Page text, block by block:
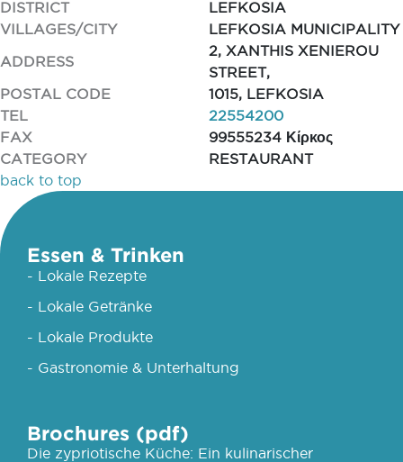
DISTRICT
LEFKOSIA
VILLAGES/CITY
LEFKOSIA MUNICIPALITY
ADDRESS
2, XANTHIS XENIEROU
STREET,
POSTAL CODE
1015, LEFKOSIA
TEL
22554200
FAX
99555234 Κίρκος
CATEGORY
RESTAURANT
back to top
Essen & Trinken
- Lokale Rezepte
- Lokale Getränke
- Lokale Produkte
- Gastronomie & Unterhaltung
Brochures (pdf)
Die zypriotische Küche: Ein kulinarischer